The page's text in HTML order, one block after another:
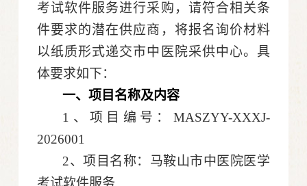
考试软件服务进行采购，请符合相关条
件要求的潜在供应商，将报名询价材料
以纸质形式递交市中医院采供中心。具
体要求如下：
一、项目名称及内容
1、项目编号：MASZYY-XXXJ-
2026001
2、项目名称：马鞍山市中医院医学